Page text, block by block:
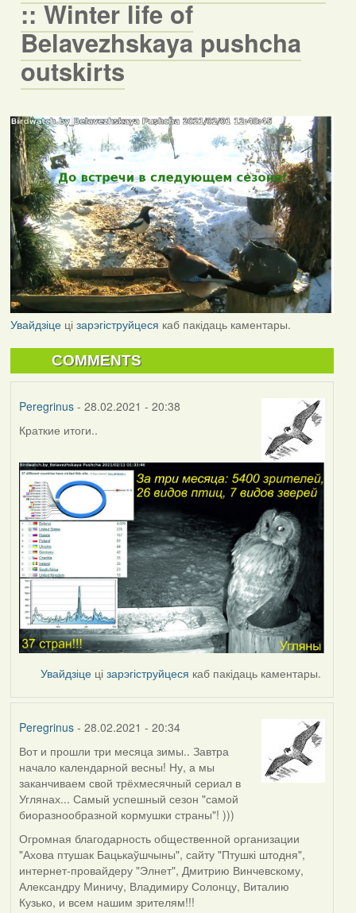
:: Winter life of
Belavezhskaya pushcha
outskirts
Увайдзіцеці зарэгіструйцеся каб пакідаць каментары.
COMMENTS
Peregrinus- 28.02.2021 - 20:38
Краткие итоги..
Увайдзіце цізарэгіструйцеся каб пакідаць каментары.
Peregrinus- 28.02.2021 - 20:34
Вот и прошли три месяца зимы.. Завтра
начало календарной весны! Ну, а мы
заканчиваем свой трёхмесячный сериал в
Углянах... Самый успешный сезон "самой
биоразнообразной кормушки страны"! )))
Огромная благодарность общественной организации
"Ахова птушак Бацькаўшчыны", сайту "Птушкі штодня",
интернет-провайдеру "Элнет", Дмитрию Винчевскому,
Александру Миничу, Владимиру Солонцу, Виталию
Кузько, и всем нашим зрителям!!!